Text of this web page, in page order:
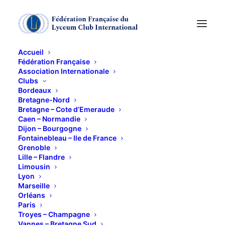
Accueil
Fédération Française
Association Internationale
Clubs
Bordeaux
Bretagne-Nord
Bretagne – Cote d’Emeraude
Caen – Normandie
Dijon – Bourgogne
Fontainebleau – Ile de France
Grenoble
Lille – Flandre
Limousin
Lyon
Marseille
Orléans
Paris
Troyes – Champagne
3 MAI 2020
Ce contenu est protégé par un mot de passe. Pour
le voir, veuillez saisir votre mot de passe ci-
dessous :